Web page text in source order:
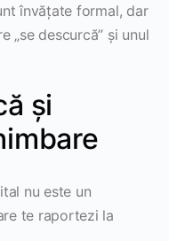
învățate formal, dar
„se descurcă” și unul
și
nu este un
te raportezi la